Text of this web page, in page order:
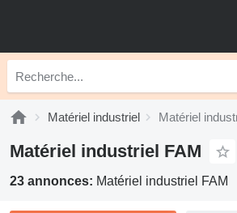
Matériel industriel Matériel
Matériel industriel FAM
23 annonces: Matériel industriel FAM